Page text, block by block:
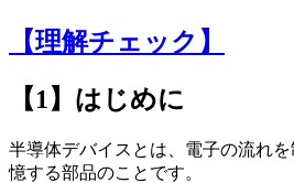
【理解チェック】
【1】はじめに
半導体デバイスとは、電子の流れ
憶する部品のことです。